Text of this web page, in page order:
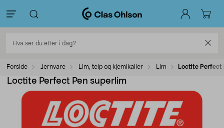
Forside Jernvare Lim, teip og kjemikalier Lim Loctite Perfect
Loctite Perfect Pen superlim